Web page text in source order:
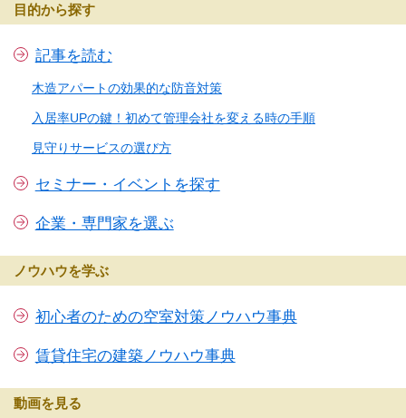
目的から探す
記事を読む
木造アパートの効果的な防音対策
入居率UPの鍵！初めて管理会社を変える時の手順
見守りサービスの選び方
セミナー・イベントを探す
企業・専門家を選ぶ
ノウハウを学ぶ
初心者のための空室対策ノウハウ事典
賃貸住宅の建築ノウハウ事典
動画を見る